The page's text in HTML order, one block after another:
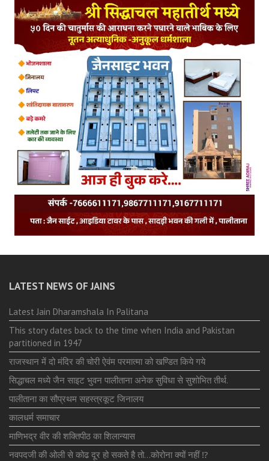
LATEST NEWS OF JAINS
Latest Jain Dharamshala In Palitana
This story dates back to the time when India and Pakistan
partitioned in 1947
राजस्थान में दो मंदिर की चोरी ऐवंम परमात्मा को खण्डित किये गये
सिद्धाचल मध्ये जैन साइट भुवन पालीताना अनेक सुविधा से सुशोभित तीर्थ.
पालीताना का सौप्रथम सहस्त्रकूट जिनालय
कालधर्म समाचार
माणिभद्र वीर की शक्तिपीठ का शिलान्यास
नवपदजी की ओली से कोढ दूर हो सकते है तो…कोरोना क्यों नहीं ⁉️